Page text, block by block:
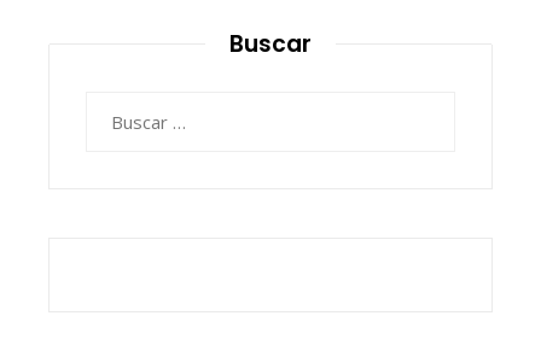
Buscar